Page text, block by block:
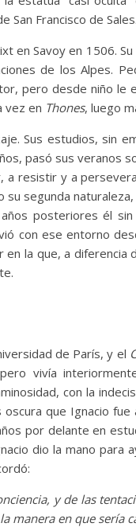
San Francisco de Sales.
en Savoy en 1506.
de los Alpes.
pero desde niño le
vez en Thones, luego
Sus estudios, sin
pasó sus veranos
a resistir y a
segunda
posteriores él
con ese entorno
la que, a diferencia
de París, y el
vivía
con la
que Ignacio
por delante en
dio la mano para
y de las
en que sería